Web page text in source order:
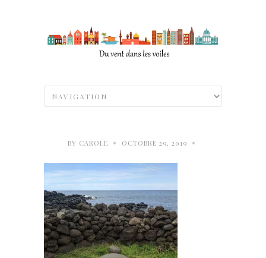
BY CAROLE • OCTOBRE 29, 2019 •